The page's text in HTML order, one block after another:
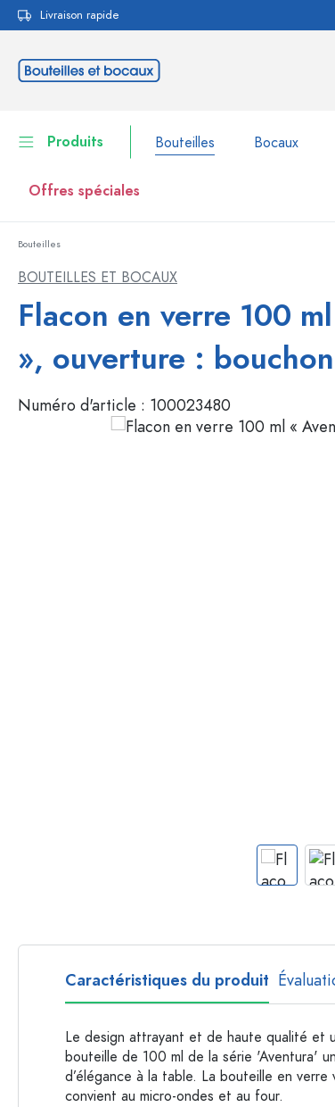
Passer à la navigation principale
Livraison rapide
Produits Bouteilles Bocaux
Offres spéciales
Contenants cosmétiques
Bouteilles par
Bouteilles en
Bouteilles à anse
Bouteilles à
Bouteilles par
Bouteilles en
Bouteilles
BOUTEILLES ET BOCAUX
Flacon en verre 100
», ouverture :
Numéro d'article : 100023480
Caractéristiques du produit
Le design attrayant et de haute qualité et
bouteille de 100 ml de la série 'Aventura'
d’élégance à la table. La bouteille en
convient au micro-ondes et au four.